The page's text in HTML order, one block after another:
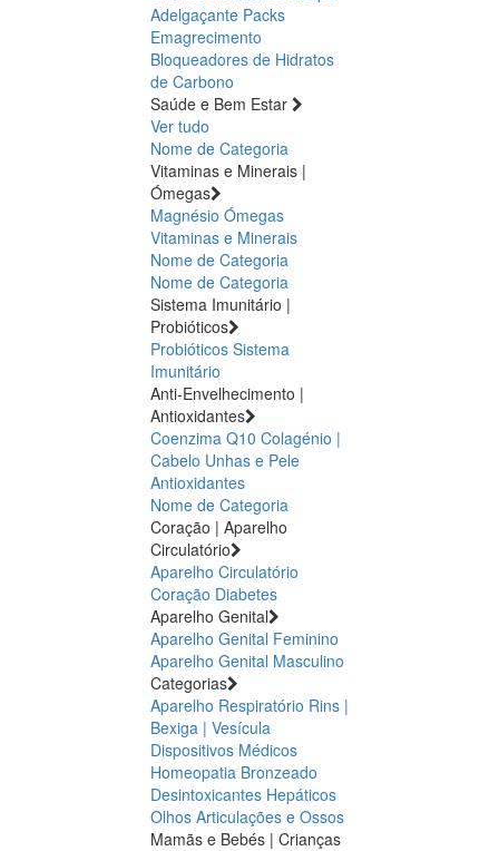
Adelgaçante Packs
Emagrecimento
Bloqueadores de Hidratos
de Carbono
Saúde e Bem Estar
Ver tudo
Nome de Categoria
Vitaminas e Minerais |
Ómegas
Magnésio Ómegas
Vitaminas e Minerais
Nome de Categoria
Nome de Categoria
Sistema Imunitário |
Probióticos
Probióticos Sistema
Imunitário
Anti-Envelhecimento |
Antioxidantes
Coenzima Q10 Colagénio |
Cabelo Unhas e Pele
Antioxidantes
Nome de Categoria
Coração | Aparelho
Circulatório
Aparelho Circulatório
Coração Diabetes
Aparelho Genital
Aparelho Genital Feminino
Aparelho Genital Masculino
Categorias
Aparelho Respiratório Rins |
Bexiga | Vesícula
Dispositivos Médicos
Homeopatia Bronzeado
Desintoxicantes Hepáticos
Olhos Articulações e Ossos
Mamãs e Bebés | Crianças